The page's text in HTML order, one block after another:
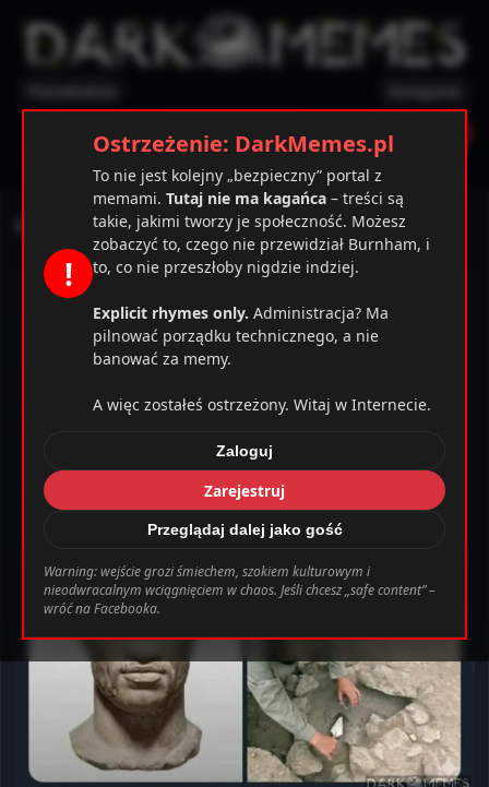
Ostrzeżenie Zarejestruj
163Warning
Ustawienia Wyloguj
!
Ostrzeżenie: DarkMemes.pl
To nie jest kolejny „bezpieczny” portal z
memami. Tutaj nie ma kagańca – treści są
takie, jakimi tworzy je społeczność. Możesz
zobaczyć to, czego nie przewidział Burnham, i
to, co nie przeszłoby nigdzie indziej.
Explicit rhymes only. Administracja? Ma
pilnować porządku technicznego, a nie
banować za memy.
A więc zostałeś ostrzeżony. Witaj w Internecie.
Zaloguj
Zarejestruj
Przeglądaj dalej jako gość
Warning: wejście grozi śmiechem, szokiem kulturowym i
nieodwracalnym wciągnięciem w chaos. Jeśli chcesz „safe content” –
wróć na Facebooka.